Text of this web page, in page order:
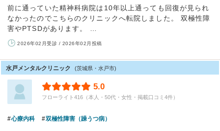
前に通っていた精神科病院は10年以上通っても回復が見られ
なかったのでこちらのクリニックへ転院しました。 双極性障
害やPTSDがあります。 …
2026年02月受診 / 2026年02月投稿
水戸メンタルクリニック (茨城県・水戸市)
5.0
フローライト416（本人・50代・女性・掲載口コミ4件）
心療内科 双極性障害（躁うつ病）